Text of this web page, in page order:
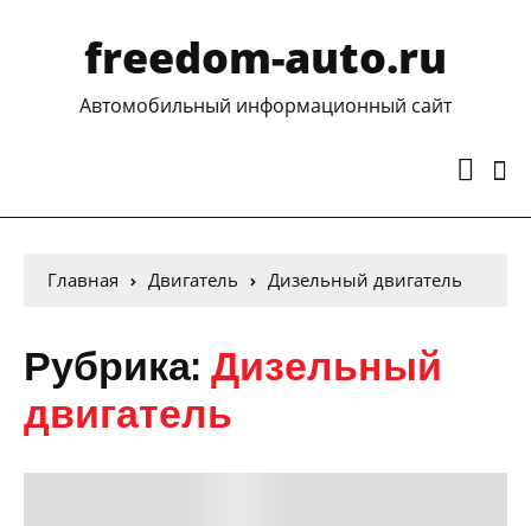
freedom-auto.ru
Автомобильный информационный сайт
Главная Двигатель Дизельный двигатель
Рубрика: Дизельный
двигатель